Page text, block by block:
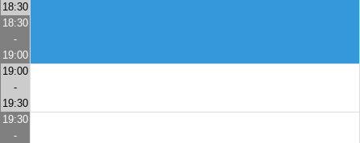
18:30
18:30
-
19:00
19:00
-
19:30
19:30
-